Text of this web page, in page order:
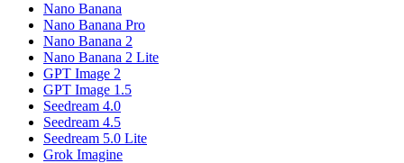
Nano Banana
Nano Banana Pro
Nano Banana 2
Nano Banana 2 Lite
GPT Image 2
GPT Image 1.5
Seedream 4.0
Seedream 4.5
Seedream 5.0 Lite
Grok Imagine